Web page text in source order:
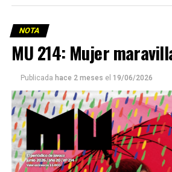
Este número 215 de MU ☝️viene con
podría ser una frase:
Sin chamuyo,
NOTA
MU 214: Mujer
Publicada hace 2 meses el 19/06/2026